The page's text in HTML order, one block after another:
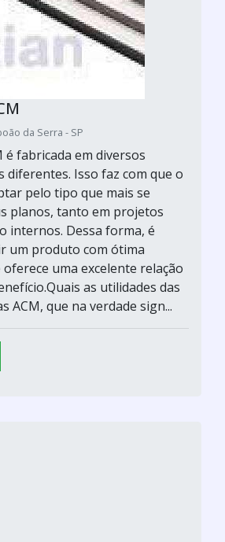
da Serra - SP
é fabricada em diversos
diferentes. Isso faz com que o
pelo tipo que mais se
planos, tanto em projetos
internos. Dessa forma, é
um produto com ótima
uma excelente relação
as utilidades das
ACM, que na verdade sign...